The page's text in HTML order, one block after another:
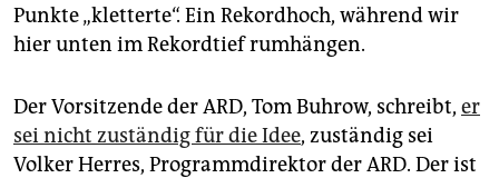
Punkte „kletterte“. Ein Rekordhoch, während wir
hier unten im Rekordtief rumhängen.
Der Vorsitzende der ARD, Tom Buhrow, schreibt, er
sei nicht zuständig für die Idee, zuständig sei
Volker Herres, Programmdirektor der ARD. Der ist